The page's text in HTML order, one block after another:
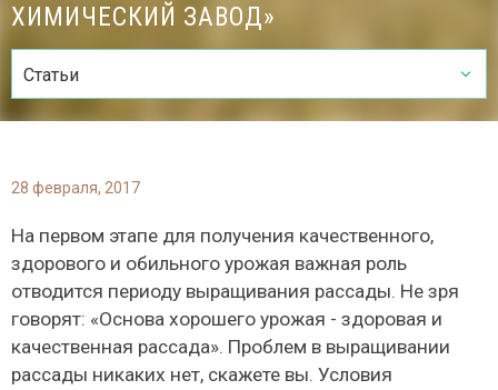
ХИМИЧЕСКИЙ ЗАВОД»
Статьи
28 февраля, 2017
На первом этапе для получения качественного,
здорового и обильного урожая важная роль
отводится периоду выращивания рассады. Не зря
говорят: «Основа хорошего урожая - здоровая и
качественная рассада». Проблем в выращивании
рассады никаких нет, скажете вы. Условия